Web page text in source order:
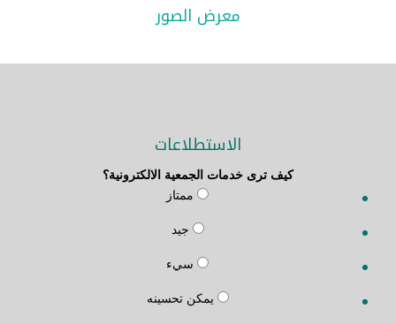
معرض الصور
الاستطلاعات
كيف ترى خدمات الجمعية الالكترونية؟
ممتاز
جيد
سيء
يمكن تحسينه